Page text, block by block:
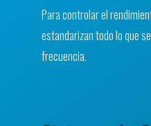
Para controlar el
estandarizan todo lo que
frecuencia.